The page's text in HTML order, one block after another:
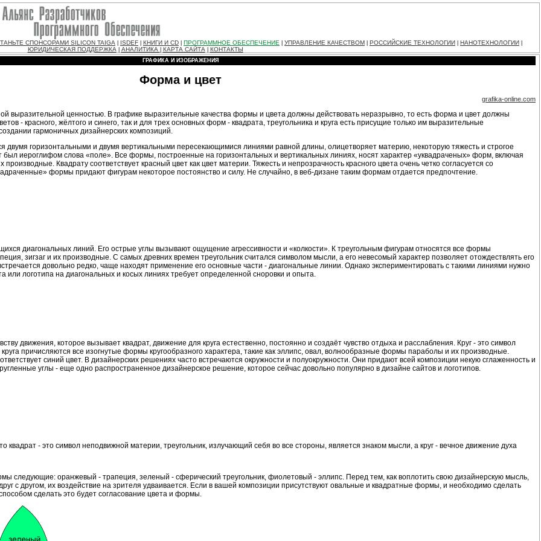
СПОНСОРАМИ SILICON TAIGA ISDEF КНИГИ И CD ПРОГРАММНОЕ ОБЕСПЕЧЕНИЕ УПРАВЛЕНИЕ КАЧЕСТВОМ РОССИЙСКИЕ ТЕХНОЛОГИИ НАНОТЕХНОЛОГИИ
ЮРИДИЧЕСКАЯ ПОДДЕРЖКА| АНАЛИТИКА КАРТА САЙТА| КОНТАКТЫ
ГРАФИКА И ИЗОБРАЖЕНИЯ
Форма и цвет
grafika-online.com
выразительной ценностью. В графике выразительные качества формы и цвета должны действовать неразрывно, то есть форма и цвет должны
- красного, жёлтого и синего, так и для трех основных форм - квадрата, треугольника и круга есть присущие только им выразительные
гармоничных дизайнерских композиций.
двумя горизонтальными и двумя вертикальными пересекающимися линиями равной длины, олицетворяет материю, некоторую тяжесть и строгое
иероглифом слова «поле». Все формы, построенные на горизонтальных и вертикальных линиях, носят характер «уквадраченых» форм, включая
производные. Квадрату соответствует красный цвет как цвет материи. Тяжесть и непрозрачность красного цвета очень четко согласуется со
формы придают фигурам некоторое постоянство и силу. Не случайно, в веб-дизане таким формам отдается предпочтение.
диагональных линий. Его острые углы вызывают ощущение агрессивности и «колкости». К треугольным фигурам относятся все формы
зигзаг и их производные. С самых древних времен треугольник считался символом мысли, а его невесомый характер позволяет отождествлять его
довольно редко, чаще находят применение его основные части - диагональные линии. Однако экспериментировать с такими линиями нужно
или логотипа на диагональных и косых линиях требует определенной сноровки и опыта.
движения, которое вызывает квадрат, движение для круга естественно, постоянно и создаёт чувство отдыха и расслабления. Круг - это символ
причисляются все изогнутые формы кругообразного характера, такие как эллипс, овал, волнообразные формы параболы и их производные.
синий цвет. В дизайнерских решениях часто встречаются окружности и полуокружности. Они придают всей композиции некую сглаженность и
углы - еще одно распространенное дизайнерское решение, которое сейчас довольно популярно в дизайне сайтов и логотипов.
квадрат - это символ неподвижной материи, треугольник, излучающий себя во все стороны, является знаком мысли, а круг - вечное движение духа
следующие: оранжевый - трапеция, зеленый - сферический треугольник, фиолетовый - эллипс. Перед тем, как воплотить свою дизайнерскую мысль,
с другом, их воздействие на зрителя удваивается. Если в вашей композиции присутствуют овальные и квадратные формы, и необходимо сделать
сделать это будет согласование цвета и формы.